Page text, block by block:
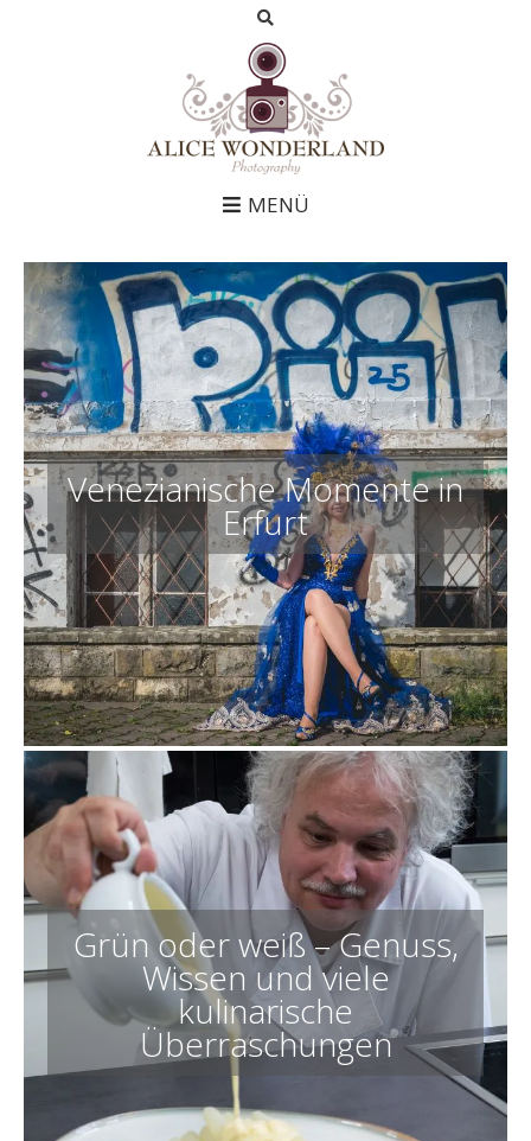
MENÜ
Venezianische Momente in
Erfurt
Grün oder weiß – Genuss,
Wissen und viele
kulinarische
Überraschungen